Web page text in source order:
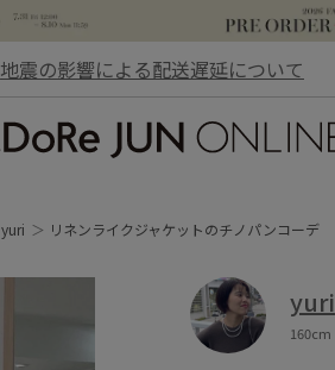
地震の影響による配送遅延について
yuri リネンライクジャケットのチノパンコーデ
yuri
160cm